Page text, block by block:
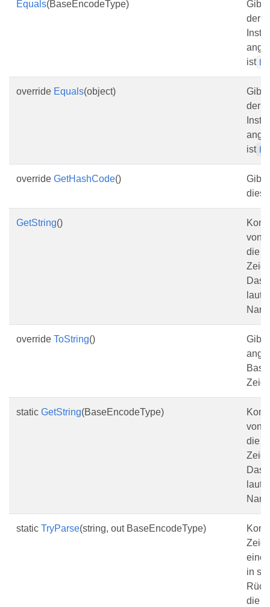
Equals(BaseEncodeType)
Gibt
der
ist
override Equals(object)
Gibt
der
ist
override GetHashCode()
Gibt
GetString()
von
die
Das
override ToString()
Gibt
static GetString(BaseEncodeType)
von
die
Das
static TryParse(string, out BaseEncodeType)
in
die